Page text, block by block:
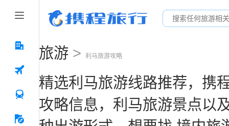
旅游 > 利马旅游攻略
精选利马旅游线路推荐，携
攻略信息， 利马旅游景点以